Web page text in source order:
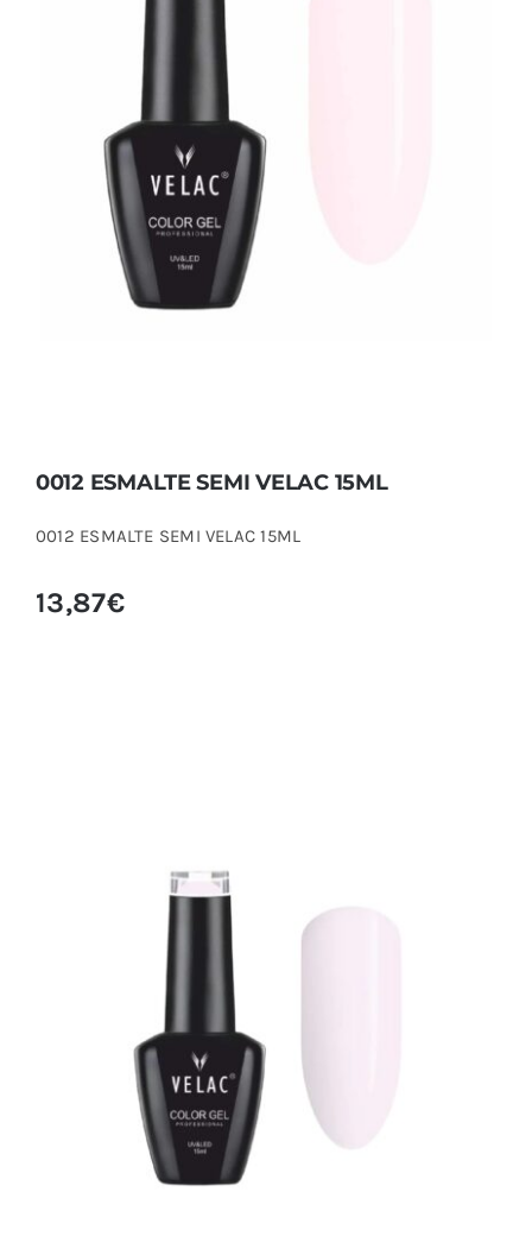
0012 ESMALTE SEMI VELAC 15ML
0012 ESMALTE SEMI VELAC 15ML
0012 ESMALTE SEMI VELAC 15ML
13,87€
0013 ESMALTE SEMIPERMANENTE VELAC
15ML